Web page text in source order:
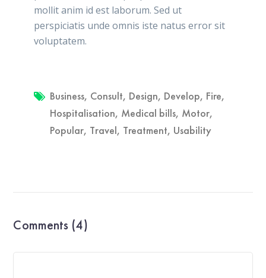
mollit anim id est laborum. Sed ut
perspiciatis unde omnis iste natus error sit
voluptatem.
Business, Consult, Design, Develop, Fire,
Hospitalisation, Medical bills, Motor,
Popular, Travel, Treatment, Usability
Comments (4)